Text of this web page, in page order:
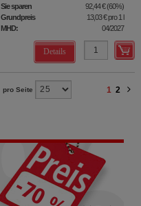
Sie sparen 92,44 €(60%)
Grundpreis
13,03 €pro 1 l
MHD:
04/2027
Details
pro Seite 1 2